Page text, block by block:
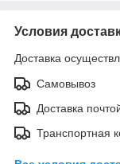
Условия
Доставка
Самовывоз
Доставка
Транспортная